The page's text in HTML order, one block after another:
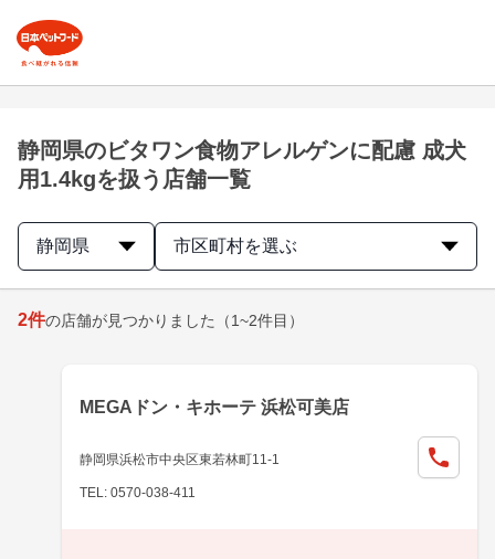
静岡県のビタワン食物アレルゲンに配慮 成犬
用1.4kgを扱う店舗一覧
静岡県 市区町村を選ぶ
2件の店舗が見つかりました （1~2件目）
MEGAドン・キホーテ 浜松可美店
静岡県浜松市中央区東若林町11-1
TEL: 0570-038-411